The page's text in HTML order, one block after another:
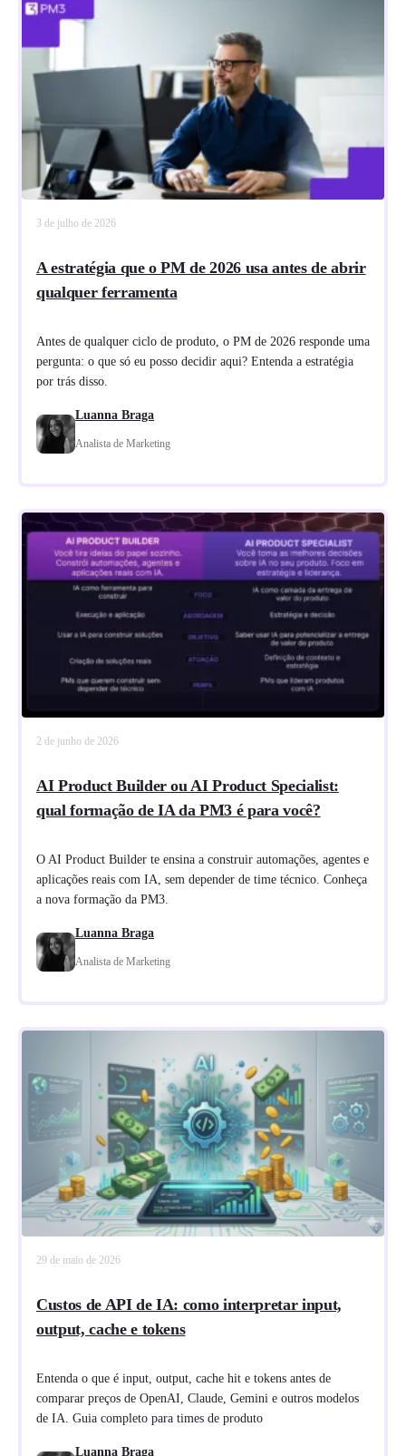
3 de julho de 2026
A estratégia que o PM de 2026 usa antes de abrir
qualquer ferramenta
Antes de qualquer ciclo de produto, o PM de 2026 responde uma
pergunta: o que só eu posso decidir aqui? Entenda a estratégia
por trás disso.
Luanna Braga
Analista de Marketing
2 de junho de 2026
AI Product Builder ou AI Product Specialist:
qual formação de IA da PM3 é para você?
O AI Product Builder te ensina a construir automações, agentes e
aplicações reais com IA, sem depender de time técnico. Conheça
a nova formação da PM3.
Luanna Braga
Analista de Marketing
29 de maio de 2026
Custos de API de IA: como interpretar input,
output, cache e tokens
Entenda o que é input, output, cache hit e tokens antes de
comparar preços de OpenAI, Claude, Gemini e outros modelos
de IA. Guia completo para times de produto
Luanna Braga